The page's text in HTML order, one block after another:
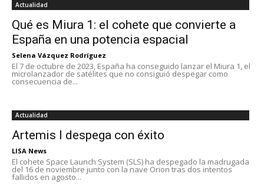
Actualidad
Qué es Miura 1: el cohete que convierte a
España en una potencia espacial
Selena Vázquez Rodríguez
El 7 de octubre de 2023, España ha conseguido lanzar el Miura 1, el
microlanzador de satélites que no consiguió despegar como
consecuencia de...
Actualidad
Artemis I despega con éxito
LISA News
El cohete Space Launch System (SLS) ha despegado la madrugada
del 16 de noviembre junto con la nave Orion tras dos intentos
fallidos en agosto...